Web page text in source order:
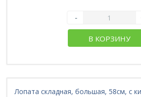
-
В КОРЗИНУ
Лопата складная, большая, 58см, с